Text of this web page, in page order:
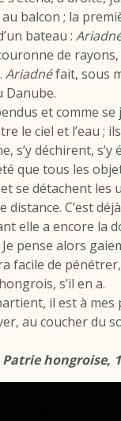
balcon ; la
bateau :
de
Ariadnéfait, sous
Danube.
et comme se
le ciel et l’eau ;
s’y déchirent, s’y
que tous les
se détachent les
distance. C’est
elle a encore la
pense alors
facile de pénétrer,
s’il en a.
il est à mes
au coucher du
Patrie hongroise,